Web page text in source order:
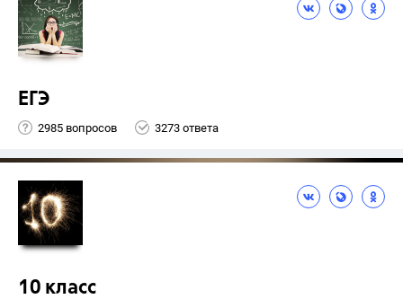
ЕГЭ
2985 вопросов 3273 ответа
10 класс